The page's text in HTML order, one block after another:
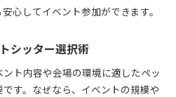
心してイベント参加ができます。
シッター選択術
ト内容や会場の環境に適したペッ
す。なぜなら、イベントの規模や